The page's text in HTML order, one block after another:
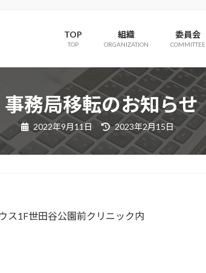
TOP
TOP
組織
ORGANIZATION
委員会
COMMITTEE
事務局移転のお知らせ
2022年9月11日
最
更
新
2023年2月15日
ス1F世田谷公園前クリニック内